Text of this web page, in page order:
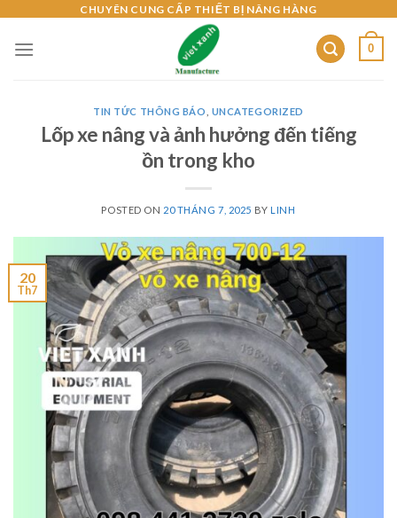
content
CHUYÊN CUNG CẤP THIẾT BỊ NÂNG HÀNG
0
TIN TỨC THÔNG BÁO UNCATEGORIZED
Lốp xe nâng và ảnh hưởng đến tiếng
ồn trong kho
POSTED ON 20 THÁNG 7, 2025 BYLINH
20
Th7